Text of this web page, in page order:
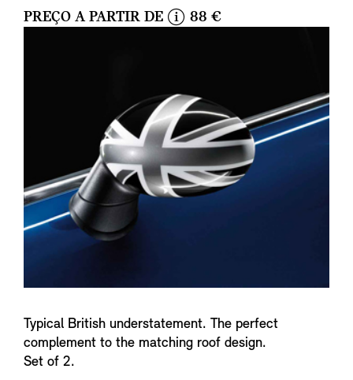
PREÇO A PARTIR DE
o
88 €
Typical British understatement. The perfect
complement to the matching roof design.
Set of 2.